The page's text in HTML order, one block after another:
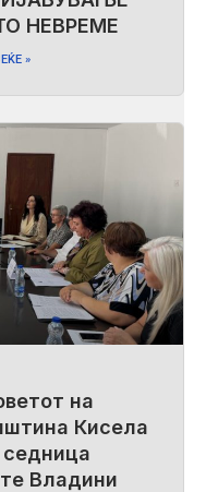
НЕВРЕМЕ
»
на
Кисела
Владини